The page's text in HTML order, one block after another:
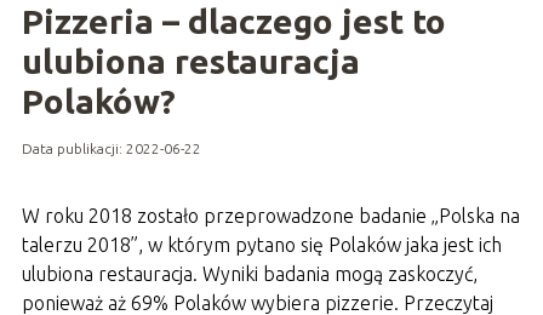
Pizzeria – dlaczego jest to
ulubiona restauracja
Polaków?
Data publikacji: 2022-06-22
W roku 2018 zostało przeprowadzone badanie „Polska na
talerzu 2018”, w którym pytano się Polaków jaka jest ich
ulubiona restauracja. Wyniki badania mogą zaskoczyć,
ponieważ aż 69% Polaków wybiera pizzerie. Przeczytaj